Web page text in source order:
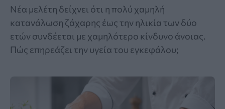
Νέα μελέτη δείχνει ότι η πολύ χαμηλή
κατανάλωση ζάχαρης έως την ηλικία των δύο
ετών συνδέεται με χαμηλότερο κίνδυνο άνοιας.
Πώς επηρεάζει την υγεία του εγκεφάλου;